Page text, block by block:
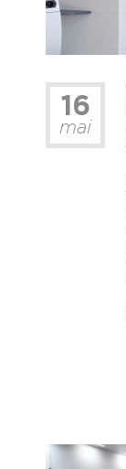
16
mai